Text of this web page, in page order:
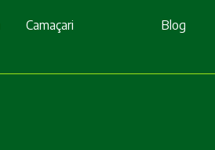
Camaçari Blog